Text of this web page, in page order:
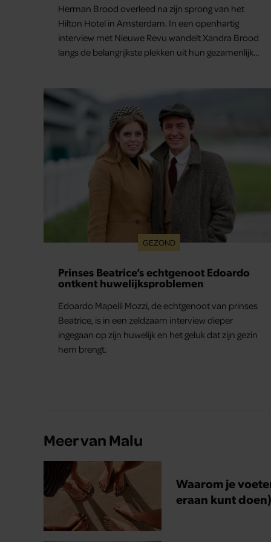
Herman Brood overleed na zijn sprong van het
Hilton Hotel in Amsterdam. In een openhartig
interview met Nieuwe Revu wandelt Xandra Brood
langs de belangrijkste plekken uit hun gezamenlijke
herinneringen op. Daar begon hun leven samen
en werd dochter Lola geboren.
GEZOND
Prinses Beatrice’s echtgenoot Edoardo
ontkent huwelijksproblemen
Edoardo Mapelli Mozzi, de echtgenoot van prinses
Beatrice, is in een zeldzaam interview dieper
ingegaan op zijn huwelijk en het geluk dat zijn gezin
hem brengt.
Meer van Malu
Waarom je
eraan kunt doen)